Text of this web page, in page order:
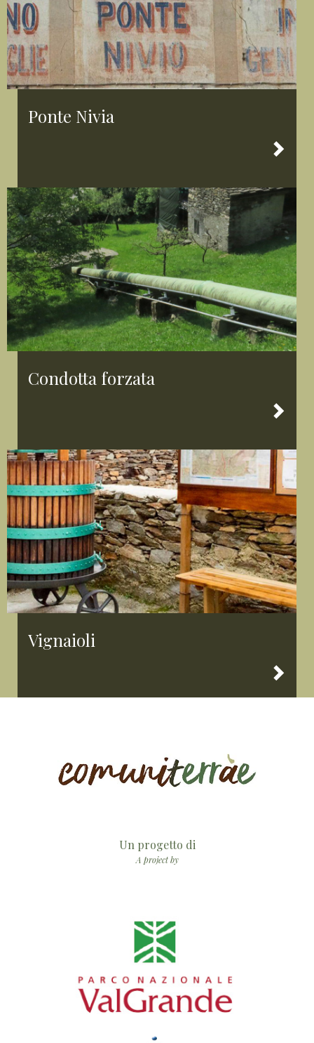
Ponte Nivia
Condotta forzata
Vignaioli
Un progetto di
A project by